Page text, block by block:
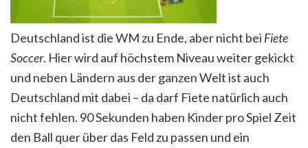
Deutschland ist die WM zu Ende, aber nicht bei Fiete
Soccer. Hier wird auf höchstem Niveau weiter gekickt
und neben Ländern aus der ganzen Welt ist auch
Deutschland mit dabei – da darf Fiete natürlich auch
nicht fehlen. 90 Sekunden haben Kinder pro Spiel Zeit
den Ball quer über das Feld zu passen und ein